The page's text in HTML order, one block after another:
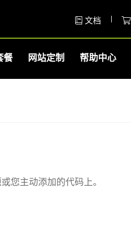
文档
餐 网站定制 帮助中心
您主动添加的代码上。